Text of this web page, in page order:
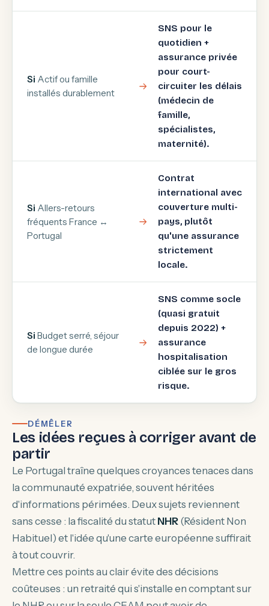
Si Actif ou famille
installés durablement
SNS pour le
quotidien +
assurance privée
pour court-
circuiter les délais
(médecin de
famille,
spécialistes,
maternité).
Si Allers-retours
fréquents France ↔
Portugal
Contrat
international avec
couverture multi-
pays, plutôt
qu'une assurance
strictement
locale.
Si Budget serré, séjour
de longue durée
SNS comme socle
(quasi gratuit
depuis 2022) +
assurance
hospitalisation
ciblée sur le gros
risque.
DÉMÊLER
Les idées reçues à corriger avant de
partir
Le Portugal traîne quelques croyances tenaces dans
la communauté expatriée, souvent héritées
d'informations périmées. Deux sujets reviennent
sans cesse : la fiscalité du statut NHR (Résident Non
Habituel) et l'idée qu'une carte européenne suffirait
à tout couvrir.
Mettre ces points au clair évite des décisions
coûteuses : un retraité qui s'installe en comptant sur